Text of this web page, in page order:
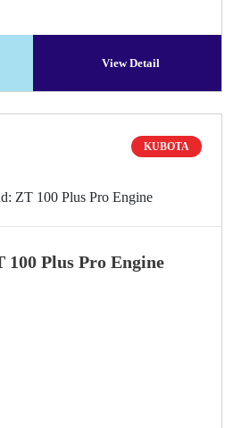
View Detail
KUBOTA
Plus Pro Engine